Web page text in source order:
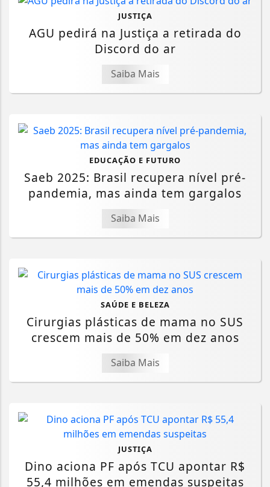
JUSTIÇA
AGU pedirá na Justiça a retirada do
Discord do ar
Saiba Mais
EDUCAÇÃO E FUTURO
Saeb 2025: Brasil recupera nível pré-
pandemia, mas ainda tem gargalos
Saiba Mais
SAÚDE E BELEZA
Cirurgias plásticas de mama no SUS
crescem mais de 50% em dez anos
Saiba Mais
JUSTIÇA
Dino aciona PF após TCU apontar R$
55,4 milhões em emendas suspeitas